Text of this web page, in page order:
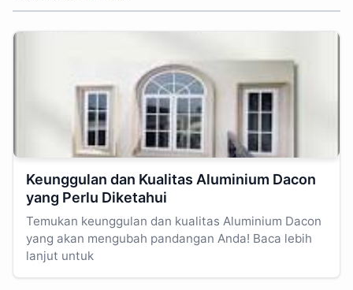
Keunggulan dan Kualitas Aluminium Dacon
yang Perlu Diketahui
Temukan keunggulan dan kualitas Aluminium Dacon
yang akan mengubah pandangan Anda! Baca lebih
lanjut untuk